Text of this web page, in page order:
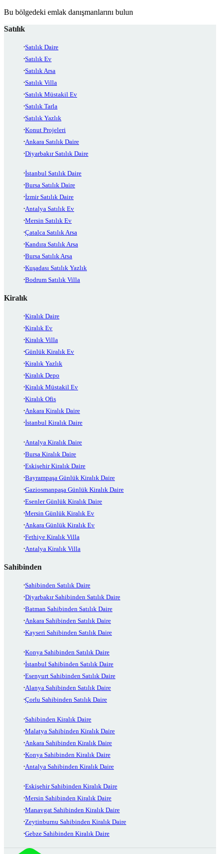
Bu bölgedeki emlak danışmanlarını bulun
Satılık
Satılık Daire
Satılık Ev
Satılık Arsa
Satılık Villa
Satılık Müstakil Ev
Satılık Tarla
Satılık Yazlık
Konut Projeleri
Ankara Satılık Daire
Diyarbakır Satılık Daire
İstanbul Satılık Daire
Bursa Satılık Daire
İzmir Satılık Daire
Antalya Satılık Ev
Mersin Satılık Ev
Çatalca Satılık Arsa
Kandıra Satılık Arsa
Bursa Satılık Arsa
Kuşadası Satılık Yazlık
Bodrum Satılık Villa
Kiralık
Kiralık Daire
Kiralık Ev
Kiralık Villa
Günlük Kiralık Ev
Kiralık Yazlık
Kiralık Depo
Kiralık Müstakil Ev
Kiralık Ofis
Ankara Kiralık Daire
İstanbul Kiralık Daire
Antalya Kiralık Daire
Bursa Kiralık Daire
Eskişehir Kiralık Daire
Bayrampaşa Günlük Kiralık Daire
Gaziosmanpaşa Günlük Kiralık Daire
Esenler Günlük Kiralık Daire
Mersin Günlük Kiralık Ev
Ankara Günlük Kiralık Ev
Fethiye Kiralık Villa
Antalya Kiralık Villa
Sahibinden
Sahibinden Satılık Daire
Diyarbakır Sahibinden Satılık Daire
Batman Sahibinden Satılık Daire
Ankara Sahibinden Satılık Daire
Kayseri Sahibinden Satılık Daire
Konya Sahibinden Satılık Daire
İstanbul Sahibinden Satılık Daire
Esenyurt Sahibinden Satılık Daire
Alanya Sahibinden Satılık Daire
Çorlu Sahibinden Satılık Daire
Sahibinden Kiralık Daire
Malatya Sahibinden Kiralık Daire
Ankara Sahibinden Kiralık Daire
Konya Sahibinden Kiralık Daire
Antalya Sahibinden Kiralık Daire
Eskişehir Sahibinden Kiralık Daire
Mersin Sahibinden Kiralık Daire
Manavgat Sahibinden Kiralık Daire
Zeytinburnu Sahibinden Kiralık Daire
Gebze Sahibinden Kiralık Daire